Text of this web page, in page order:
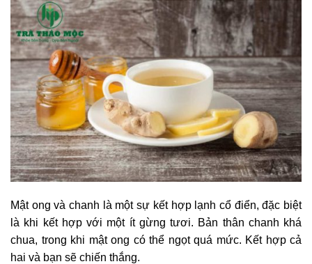
Mật ong và chanh là một sự kết hợp lạnh cổ điển, đặc biệt
là khi kết hợp với một ít gừng tươi. Bản thân chanh khá
chua, trong khi mật ong có thể ngọt quá mức. Kết hợp cả
hai và bạn sẽ chiến thắng.